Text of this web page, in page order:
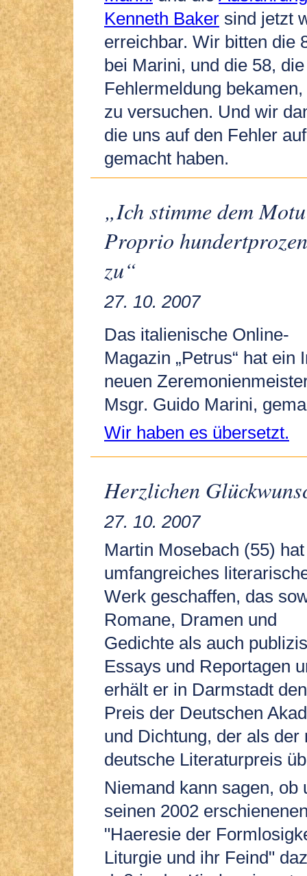
Kenneth Baker sind jetzt
erreichbar. Wir bitten die
bei Marini, und die 58,
Fehlermeldung
zu versuchen. Und wir
die uns auf den Fehler
gemacht haben.
„Ich stimme dem Motu
Proprio
zu“
27. 10. 2007
Das italienische Online-
Magazin „Petrus“ hat ein
neuen
Msgr. Guido Marini,
Wir haben es übersetzt.
Herzlichen
27. 10. 2007
Martin Mosebach (55)
umfangreiches
Werk geschaffen, das
Romane, Dramen und
Gedichte als auch
Essays und Reportagen
erhält er in Darmstadt
Preis der Deutschen
und Dichtung, der als
deutsche Literaturpreis
Niemand kann sagen, ob
seinen 2002
"Haeresie der
Liturgie und ihr Feind"